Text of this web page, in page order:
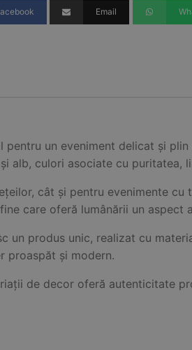
Email
un eveniment delicat și
alb, culori asociate cu puritatea,
cât și pentru evenimente cu
care oferă lumânării un aspect
un produs unic, realizat cu
proaspăt și modern.
de decor oferă autenticitate